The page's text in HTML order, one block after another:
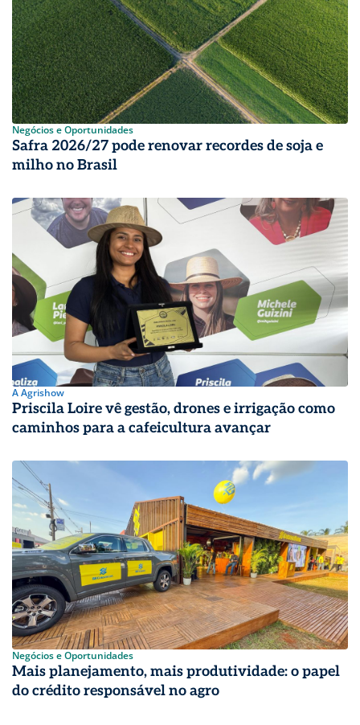
Negócios e Oportunidades
Safra 2026/27 pode renovar recordes de soja e
milho no Brasil
A Agrishow
Priscila Loire vê gestão, drones e irrigação como
caminhos para a cafeicultura avançar
Negócios e Oportunidades
Mais planejamento, mais produtividade: o papel
do crédito responsável no agro